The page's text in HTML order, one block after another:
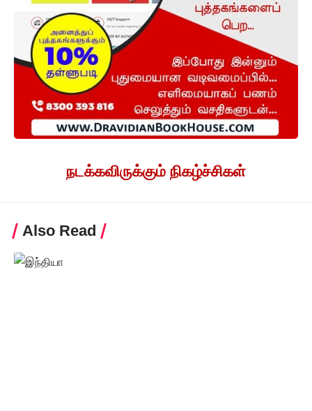
நடக்கவிருக்கும் நிகழ்ச்சிகள்
Also Read